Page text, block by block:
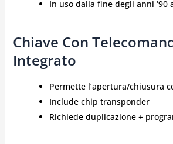
In uso dalla fine degli anni ‘90
Chiave Con
Integrato
Permette l’apertura/chiusura
Include chip transponder
Richiede duplicazione +